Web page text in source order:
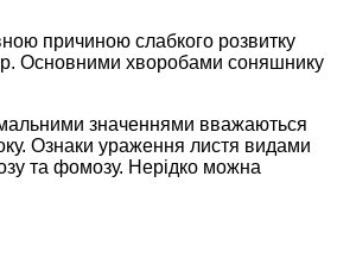
причиною слабкого розвитку
Основними хворобами соняшнику
значеннями вважаються
Ознаки ураження листя видами
та фомозу. Нерідко можна